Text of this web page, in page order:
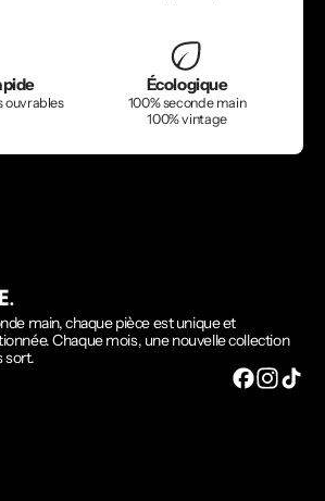
ouvrables
Écologique
100% seconde main
100% vintage
main, chaque pièce est unique et
Chaque mois, une nouvelle collection
sort.